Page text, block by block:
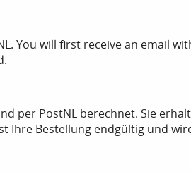
You will first receive an email
per PostNL berechnet. Sie
Ihre Bestellung endgültig und